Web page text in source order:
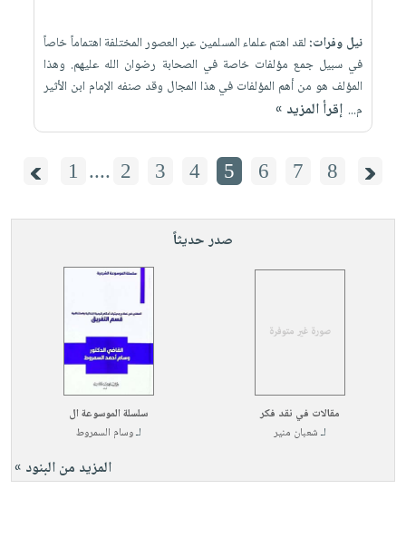
نيل وفرات: لقد اهتم علماء المسلمين عبر العصور المختلفة اهتماماً خاصاً
في سبيل جمع مؤلفات خاصة في الصحابة رضوان الله عليهم. وهذا
المؤلف هو من أهم المؤلفات في هذا المجال وقد صنفه الإمام ابن الأثير
م... إقرأ المزيد »
1 .... 2 3 4 5 6 7 8
صدر حديثاً
مقالات في نقد فكر
لـشعبان منير
سلسلة الموسوعة ال
لـوسام السمروط
المزيد من البنود »